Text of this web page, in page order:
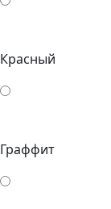
Красный
Граффит